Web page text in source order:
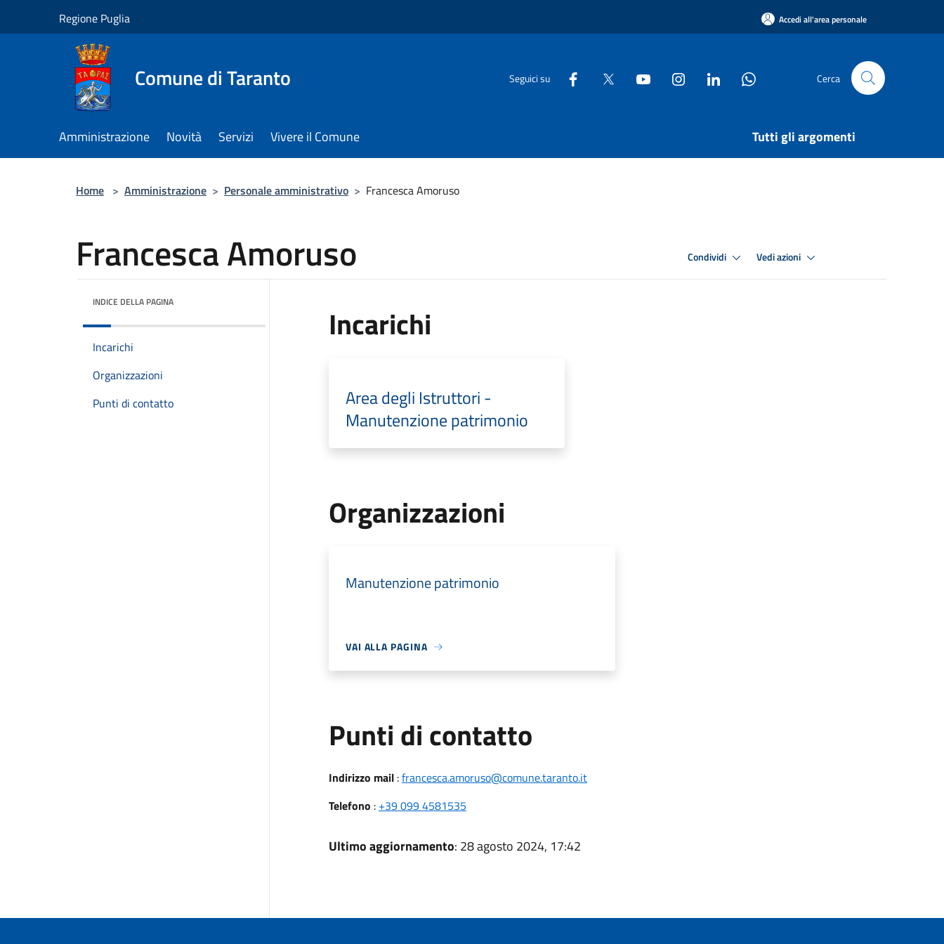
Regione Puglia Accedi all'area personale
Comune di Taranto Seguici su Cerca
Amministrazione Novità Servizi Vivere il Comune Tutti gli argomenti
Home > Amministrazione > Personale amministrativo > Francesca Amoruso
Francesca Amoruso Condividi Vedi azioni
INDICE DELLA PAGINA
Incarichi
Organizzazioni
Punti di contatto
Incarichi
Area degli Istruttori -
Manutenzione patrimonio
Organizzazioni
Manutenzione patrimonio
VAI ALLA PAGINA
Punti di contatto
Indirizzo mail:francesca.amoruso@comune.taranto.it
Telefono : +39 099 4581535
Ultimo aggiornamento: 28 agosto 2024, 17:42